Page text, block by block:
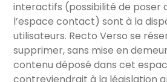
interactifs (possibilité de poser
l’espace contact) sont à la
utilisateurs. Recto Verso se
supprimer, sans mise en
contenu déposé dans cet